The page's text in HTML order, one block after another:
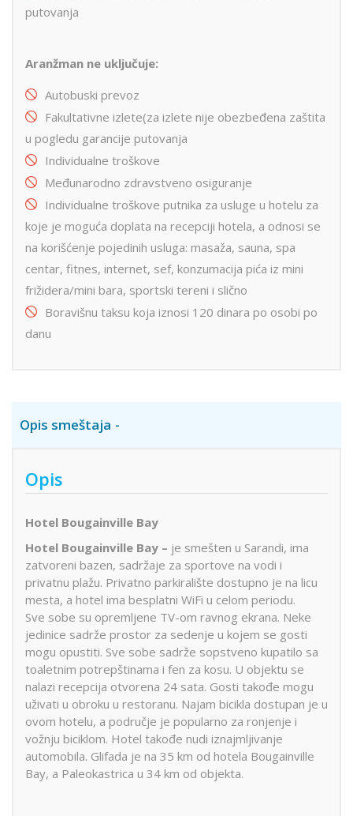
putovanja
Aranžman ne uključuje:
Autobuski prevoz
Fakultativne izlete(za izlete nije obezbeđena zaštita
u pogledu garancije putovanja
Individualne troškove
Međunarodno zdravstveno osiguranje
Individualne troškove putnika za usluge u hotelu za
koje je moguća doplata na recepciji hotela, a odnosi se
na korišćenje pojedinih usluga: masaža, sauna, spa
centar, fitnes, internet, sef, konzumacija pića iz mini
frižidera/mini bara, sportski tereni i slično
Boravišnu taksu koja iznosi 120 dinara po osobi po
danu
Opis smeštaja
Opis
Hotel Bougainville Bay
Hotel Bougainville Bay – je smešten u Sarandi, ima
zatvoreni bazen, sadržaje za sportove na vodi i
privatnu plažu. Privatno parkiralište dostupno je na licu
mesta, a hotel ima besplatni WiFi u celom periodu.
Sve sobe su opremljene TV-om ravnog ekrana. Neke
jedinice sadrže prostor za sedenje u kojem se gosti
mogu opustiti. Sve sobe sadrže sopstveno kupatilo sa
toaletnim potrepštinama i fen za kosu. U objektu se
nalazi recepcija otvorena 24 sata. Gosti takođe mogu
uživati u obroku u restoranu. Najam bicikla dostupan je u
ovom hotelu, a područje je popularno za ronjenje i
vožnju biciklom. Hotel takođe nudi iznajmljivanje
automobila. Glifada je na 35 km od hotela Bougainville
Bay, a Paleokastrica u 34 km od objekta.